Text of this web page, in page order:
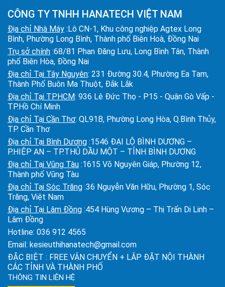
CÔNG TY TNHH HANATECH VIỆT NAM
Địa chỉ Nhà Máy :Lô CN-1, Khu công nghiệp Agtex Long
Bình, Phường Long Bình, Thành phố Biên Hoà, Đồng Nai
Trụ sở chính :68/81 Phan Đăng Lưu, Long Bình Tân, Thành
phố Biên Hòa, Đồng Nai
Địa chỉ Tại Tây Nguyên: 231 Đường 30.4, Phường Ea Tam,
Thành Phố Buôn Ma Thuột, Đắk Lắk
Địa chỉ Tại TPHCM: 936 Lê Đức Thọ - P15 - Quận Gò Vấp -
TP.Hồ Chí Minh
Địa chỉ Tại Cần Thơ: QL91B, Phường Long Hòa, Q.Bình Thủy,
TP. Cần Thơ
Địa chỉ Tại Bình Dương :1546 ĐẠI LỘ BÌNH DƯƠNG –
P.HIỆP AN – TP.THỦ DẦU MỘT – TỈNH BÌNH DƯƠNG
Địa chỉ Tại Vũng Tàu :1615 Võ Nguyên Giáp, Phường 12,
Thành phố Vũng Tàu
Địa chỉ Tại Sóc Trăng :36 Nguyễn Văn Hữu, Phường 1, Sóc
Trăng, Việt Nam
Địa chỉ Tại Lâm Đồng :454 Hùng Vương – Thị Trấn Di Linh –
Lâm Đồng
Hotline: 036 912 4565
Email: kesieuthihanatech@gmail.com
ĐẶC BIỆT : FREE VẬN CHUYỂN + LẮP ĐẶT NỘI THÀNH
CÁC TỈNH VÀ THÀNH PHỐ
THÔNG TIN LIÊN HỆ